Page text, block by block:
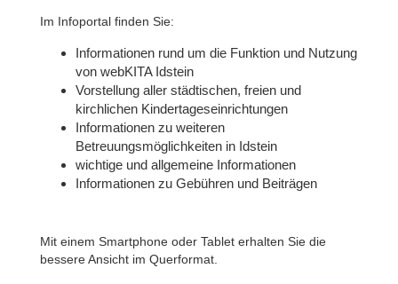
Im Infoportal finden Sie:
Informationen rund um die Funktion und Nutzung
von webKITA Idstein
Vorstellung aller städtischen, freien und
kirchlichen Kindertageseinrichtungen
Informationen zu weiteren
Betreuungsmöglichkeiten in Idstein
wichtige und allgemeine Informationen
Informationen zu Gebühren und Beiträgen
Mit einem Smartphone oder Tablet erhalten Sie die
bessere Ansicht im Querformat.